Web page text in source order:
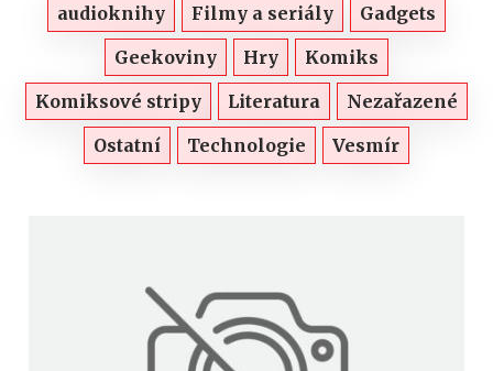
audioknihy Filmy a seriály
Gadgets
Geekoviny
Hry
Komiks
Komiksové stripy
Literatura
Nezařazené
Ostatní
Technologie Vesmír